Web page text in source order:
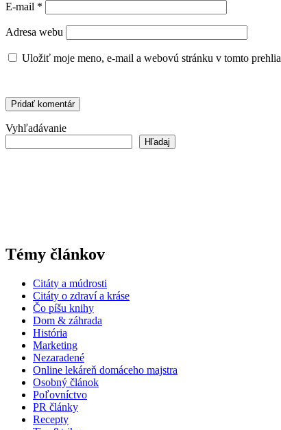
E-mail *
Adresa webu
Uložiť moje meno, e-mail a webovú stránku v tomto
Vyhľadávanie
Hľadaj
Témy článkov
Citáty a múdrosti
Citáty o zdraví a kráse
Čo píšu knihy
Dom & záhrada
História
Marketing
Nezaradené
Online lekáreň domáceho majstra
Osobný článok
Poľovníctvo
PR články
Recepty